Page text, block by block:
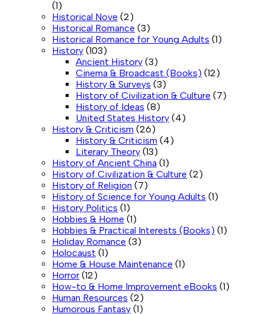
(1)
Historical Nove (2)
Historical Romance (3)
Historical Romance for Young Adults (1)
History (103)
Ancient History (3)
Cinema & Broadcast (Books) (12)
History & Surveys (3)
History of Civilization & Culture (7)
History of Ideas (8)
United States History (4)
History & Criticism (26)
History & Criticism (4)
Literary Theory (13)
History of Ancient China (1)
History of Civilization & Culture (2)
History of Religion (7)
History of Science for Young Adults (1)
History Politics (1)
Hobbies & Home (1)
Hobbies & Practical Interests (Books) (1)
Holiday Romance (3)
Holocaust (1)
Home & House Maintenance (1)
Horror (12)
How-to & Home Improvement eBooks (1)
Human Resources (2)
Humorous Fantasy (1)